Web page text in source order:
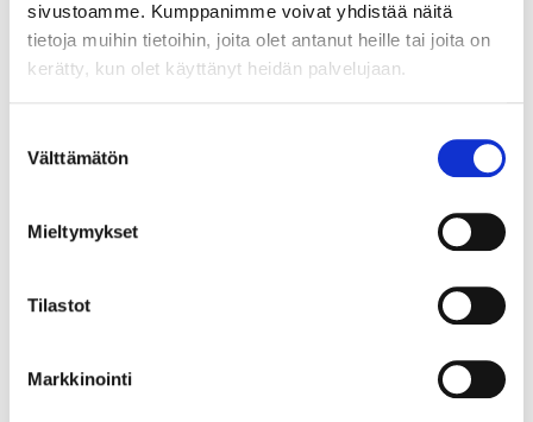
sivustoamme. Kumppanimme voivat yhdistää näitä
tietoja muihin tietoihin, joita olet antanut heille tai joita on
kerätty, kun olet käyttänyt heidän palvelujaan.
valinta
Välttämätön
Mieltymykset
Tilastot
Markkinointi
agentti vaan paras orkestrointi